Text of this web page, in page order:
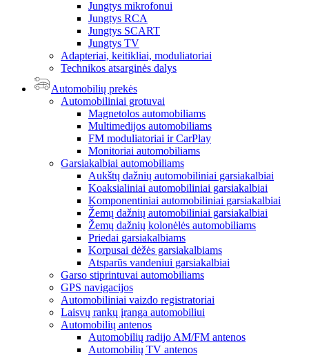
Jungtys mikrofonui
Jungtys RCA
Jungtys SCART
Jungtys TV
Adapteriai, keitikliai, moduliatoriai
Technikos atsarginės dalys
Automobilių prekės
Automobiliniai grotuvai
Magnetolos automobiliams
Multimedijos automobiliams
FM moduliatoriai ir CarPlay
Monitoriai automobiliams
Garsiakalbiai automobiliams
Aukštų dažnių automobiliniai garsiakalbiai
Koaksialiniai automobiliniai garsiakalbiai
Komponentiniai automobiliniai garsiakalbiai
Žemų dažnių automobiliniai garsiakalbiai
Žemų dažnių kolonėlės automobiliams
Priedai garsiakalbiams
Korpusai dėžės garsiakalbiams
Atsparūs vandeniui garsiakalbiai
Garso stiprintuvai automobiliams
GPS navigacijos
Automobiliniai vaizdo registratoriai
Laisvų rankų įranga automobiliui
Automobilių antenos
Automobilių radijo AM/FM antenos
Automobilių TV antenos